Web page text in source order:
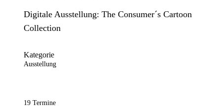
Digitale Ausstellung: The Consumer´s Cartoon
Collection
Kategorie
Ausstellung
19 Termine